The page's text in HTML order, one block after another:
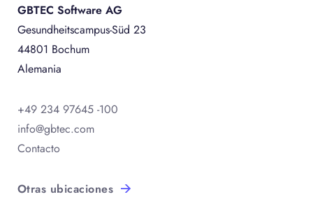
GBTEC Software AG
Gesundheitscampus-Süd 23
44801 Bochum
Alemania
+49 234 97645 -100
info@gbtec.com
Contacto
Otras ubicaciones